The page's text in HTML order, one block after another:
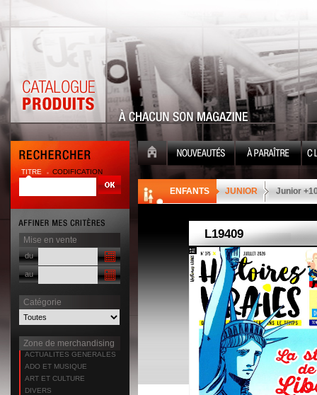
TITRE CODIFICATION
Mise en vente
du
au
Catégorie
Zone de merchandising
ACTUALITES GENERALES
ADO ET MUSIQUE
ART ET CULTURE
DIVERS
ENFANTS JUNIOR Junior